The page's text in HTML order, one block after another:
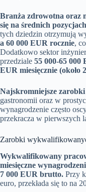
Branża zdrowotna oraz
się na średnich
tych dziedzin otrzymują
a 60 000 EUR rocznie,
Dodatkowo sektor
przedziale 55 000-65 000
EUR miesięcznie (około
Najskromniejsze
gastronomii oraz w
wynagrodzenie często
przekracza w pierwszych
Zarobki
Wykwalifikowany
miesięczne
7 000 EUR brutto. Przy
euro, przekłada się to na